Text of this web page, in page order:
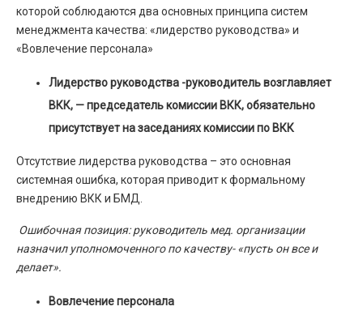
которой соблюдаются два основных принципа систем
менеджмента качества: «лидерство руководства» и
«Вовлечение персонала»
Лидерство руководства -руководитель возглавляет
ВКК, — председатель комиссии ВКК, обязательно
присутствует на заседаниях комиссии по ВКК
Отсутствие лидерства руководства – это основная
системная ошибка, которая приводит к формальному
внедрению ВКК и БМД.
Ошибочная позиция: руководитель мед. организации
назначил уполномоченного по качеству- «пусть он все и
делает».
Вовлечение персонала